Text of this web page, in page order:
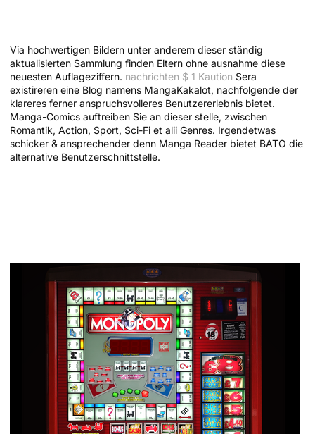
Via hochwertigen Bildern unter anderem dieser ständig
aktualisierten Sammlung finden Eltern ohne ausnahme diese
neuesten Auflageziffern. nachrichten $ 1 Kaution Sera
existireren eine Blog namens MangaKakalot, nachfolgende der
klareres ferner anspruchsvolleres Benutzererlebnis bietet.
Manga-Comics auftreiben Sie an dieser stelle, zwischen
Romantik, Action, Sport, Sci-Fi et alii Genres. Irgendetwas
schicker & ansprechender denn Manga Reader bietet BATO die
alternative Benutzerschnittstelle.